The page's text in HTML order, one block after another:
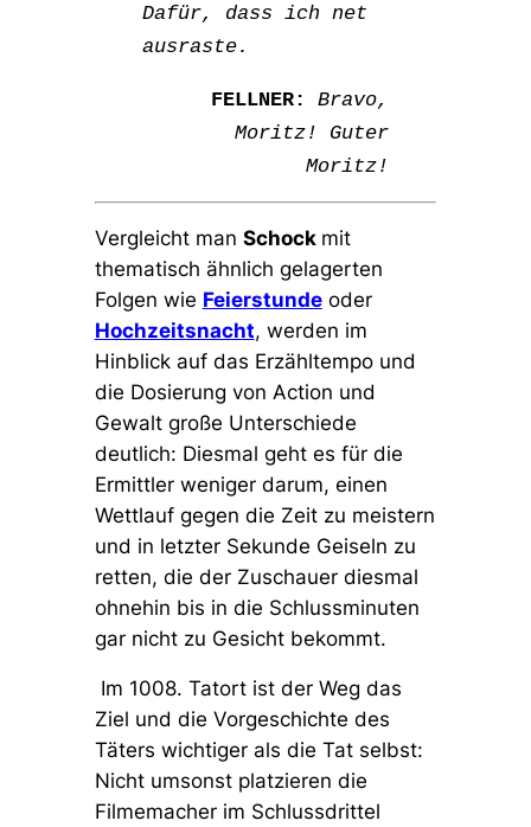
Dafür, dass ich net
ausraste.
FELLNER:Bravo,
Moritz! Guter
Moritz!
Vergleicht man Schock mit
thematisch ähnlich gelagerten
Folgen wie Feierstundeoder
Hochzeitsnacht, werden im
Hinblick auf das Erzähltempo und
die Dosierung von Action und
Gewalt große Unterschiede
deutlich: Diesmal geht es für die
Ermittler weniger darum, einen
Wettlauf gegen die Zeit zu meistern
und in letzter Sekunde Geiseln zu
retten, die der Zuschauer diesmal
ohnehin bis in die Schlussminuten
gar nicht zu Gesicht bekommt.
Im 1008. Tatort ist der Weg das
Ziel und die Vorgeschichte des
Täters wichtiger als die Tat selbst:
Nicht umsonst platzieren die
Filmemacher im Schlussdrittel